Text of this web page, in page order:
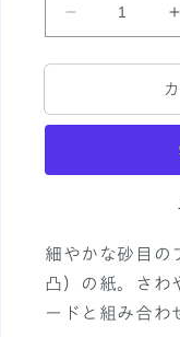
A
P
R
L
T
5
P
A
細やかな砂目の
凸）の紙。さわ
ードと組み合わ